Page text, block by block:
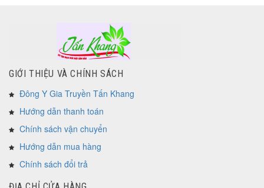
GIỚI THIỆU VÀ CHÍNH SÁCH
Đông Y Gia Truyền Tấn Khang
Hướng dẫn thanh toán
Chính sách vận chuyển
Hướng dẫn mua hàng
Chính sách đổi trả